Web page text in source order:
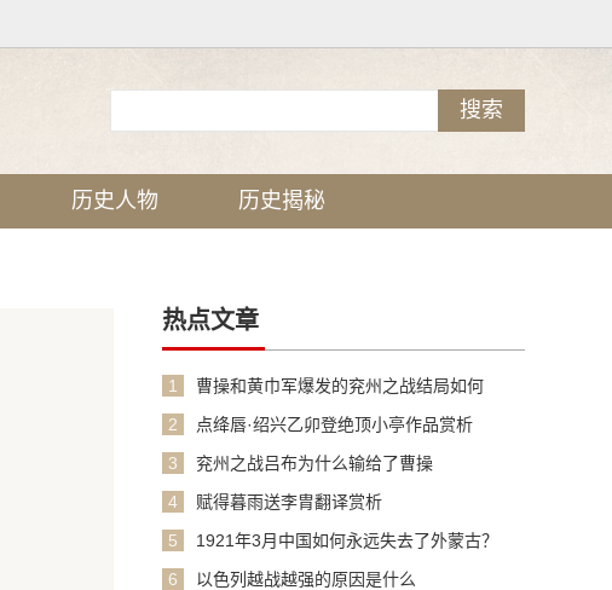
历史人物 历史揭秘
热点文章
1
曹操和黄巾军爆发的兖州之战结局如何
2
点绛唇·绍兴乙卯登绝顶小亭作品赏析
3
兖州之战吕布为什么输给了曹操
4
赋得暮雨送李胄翻译赏析
5
1921年3月中国如何永远失去了外蒙古？
6
以色列越战越强的原因是什么